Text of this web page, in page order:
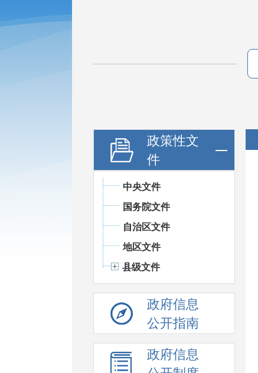
政策性文
件
中央文件
国务院文件
自治区文件
地区文件
县级文件
政府信息
公开指南
政府信息